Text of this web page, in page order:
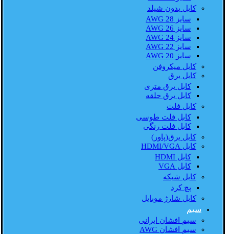
کابل بدون شیلد
سایز AWG 28
سایز AWG 26
سایز AWG 24
سایز AWG 22
سایز AWG 20
کابل میکروفن
کابل برق
کابل برق متری
کابل برق حلقه
کابل فلت
کابل فلت طوسی
کابل فلت رنگی
کابل برق(پاور)
کابل HDMI/VGA
کابل HDMI
کابل VGA
کابل شبکه
پچ کرد
کابل شارژ موبایل
سیم
سیم افشان ایرانی
سیم افشان AWG